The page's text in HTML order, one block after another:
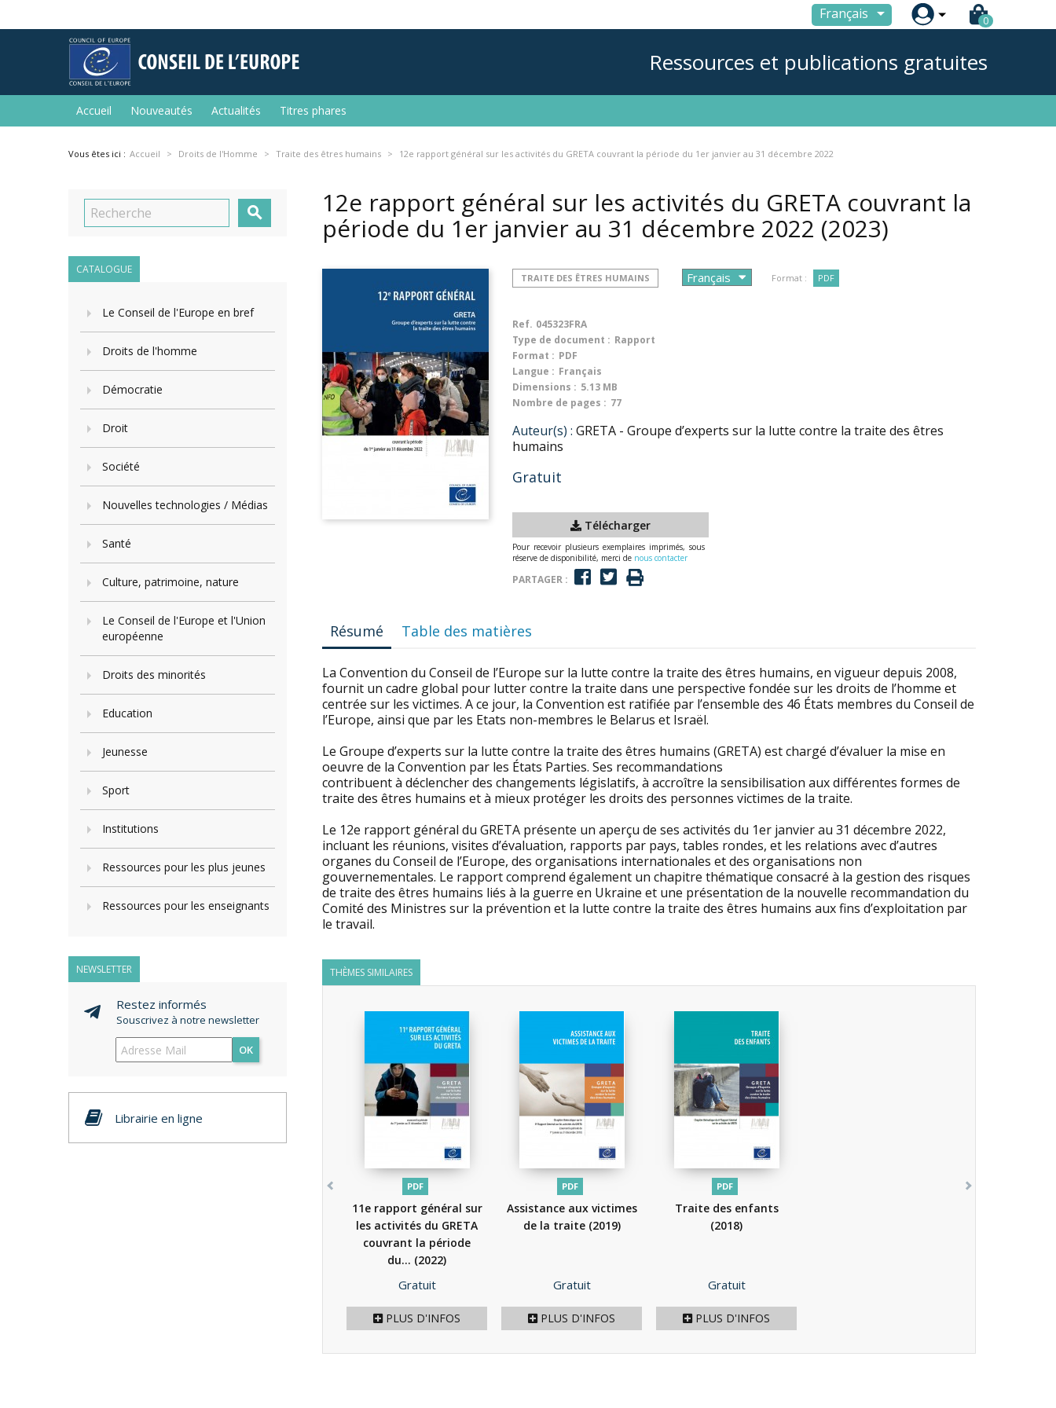
Français  0
Ressources et publications gratuites
Accueil Nouveautés Actualités Titres phares
Vous êtes ici : Accueil Droits de l'Homme Traite des êtres humains 12e rapport général sur les activités du GRETA couvrant la période du 1er janvier au 31 décembre 2022

CATALOGUE
Le Conseil de l'Europe en bref
Droits de l'homme
Démocratie
Droit
Société
Nouvelles technologies / Médias
Santé
Culture, patrimoine, nature
Le Conseil de l'Europe et l'Union
européenne
Droits des minorités
Education
Jeunesse
Sport
Institutions
Ressources pour les plus jeunes
Ressources pour les enseignants
NEWSLETTER
Restez informés
Souscrivez à notre newsletter
OK
Librairie en ligne
12e rapport général sur les activités du GRETA couvrant la
période du 1er janvier au 31 décembre 2022 (2023)
TRAITE DES ÊTRES HUMAINS Format : PDF
Ref. 045323FRA
Type de document : Rapport
Format : PDF
Langue : Français
Dimensions : 5.13 MB
Nombre de pages : 77
Auteur(s) : GRETA - Groupe d’experts sur la lutte contre la traite des êtres
humains
Gratuit
Télécharger
Pour recevoir plusieurs exemplaires imprimés, sous
réserve de disponibilité, merci de nous contacter
PARTAGER :
Résumé Table des matières
La Convention du Conseil de l’Europe sur la lutte contre la traite des êtres humains, en vigueur depuis 2008,
fournit un cadre global pour lutter contre la traite dans une perspective fondée sur les droits de l’homme et
centrée sur les victimes. A ce jour, la Convention est ratifiée par l’ensemble des 46 États membres du Conseil de
l’Europe, ainsi que par les Etats non-membres le Belarus et Israël.
Le Groupe d’experts sur la lutte contre la traite des êtres humains (GRETA) est chargé d’évaluer la mise en
oeuvre de la Convention par les États Parties. Ses recommandations
contribuent à déclencher des changements législatifs, à accroître la sensibilisation aux différentes formes de
traite des êtres humains et à mieux protéger les droits des personnes victimes de la traite.
Le 12e rapport général du GRETA présente un aperçu de ses activités du 1er janvier au 31 décembre 2022,
incluant les réunions, visites d’évaluation, rapports par pays, tables rondes, et les relations avec d’autres
organes du Conseil de l’Europe, des organisations internationales et des organisations non
gouvernementales. Le rapport comprend également un chapitre thématique consacré à la gestion des risques
de traite des êtres humains liés à la guerre en Ukraine et une présentation de la nouvelle recommandation du
Comité des Ministres sur la prévention et la lutte contre la traite des êtres humains aux fins d’exploitation par
le travail.
THÈMES SIMILAIRES
PDF
11e rapport général sur
les activités du GRETA
couvrant la période
du... (2022)
Prix
Gratuit
PLUS D'INFOS
PDF
Assistance aux victimes
de la traite (2019)
Prix
Gratuit
PLUS D'INFOS
PDF
Traite des enfants
(2018)
Prix
Gratuit
PLUS D'INFOS